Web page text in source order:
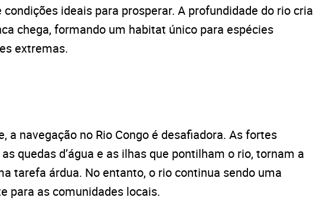
ideais para prosperar. A profundidade do rio cria
chega, formando um habitat único para espécies
extremas.
a navegação no Rio Congo é desafiadora. As fortes
quedas d’água e as ilhas que pontilham o rio, tornam a
tarefa árdua. No entanto, o rio continua sendo uma
para as comunidades locais.